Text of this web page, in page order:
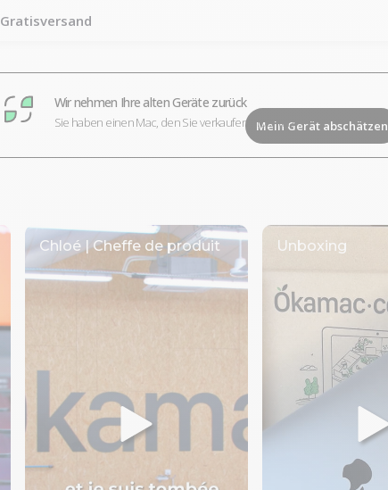
Gratisversand
Wir nehmen Ihre alten Geräte zurück
Sie haben einen Mac, den Sie verkaufen möchten?Mein Gerät abschätzen